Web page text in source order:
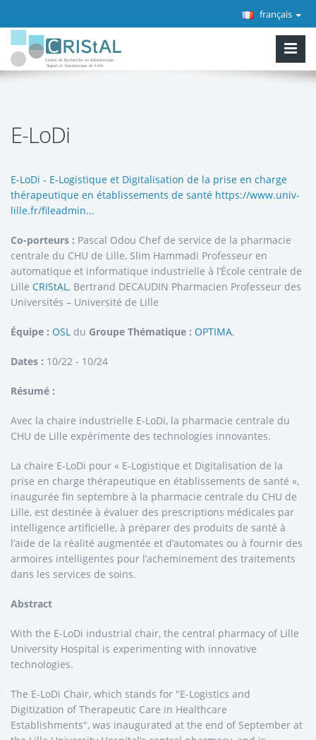
français
E-LoDi
E-LoDi - E-Logistique et Digitalisation de la prise en charge
thérapeutique en établissements de santé https://www.univ-
lille.fr/fileadmin...
Co-porteurs : Pascal Odou Chef de service de la pharmacie
centrale du CHU de Lille, Slim Hammadi Professeur en
automatique et informatique industrielle à l’École centrale de
Lille CRIStAL, Bertrand DECAUDIN Pharmacien Professeur des
Universités – Université de Lille
Équipe : OSL du Groupe Thématique : OPTIMA.
Dates : 10/22 - 10/24
Résumé :
Avec la chaire industrielle E-LoDi, la pharmacie centrale du
CHU de Lille expérimente des technologies innovantes.
La chaire E-LoDi pour « E-Logistique et Digitalisation de la
prise en charge thérapeutique en établissements de santé »,
inaugurée fin septembre à la pharmacie centrale du CHU de
Lille, est destinée à évaluer des prescriptions médicales par
intelligence artificielle, à préparer des produits de santé à
l’aide de la réalité augmentée et d’automates ou à fournir des
armoires intelligentes pour l’acheminement des traitements
dans les services de soins.
Abstract
With the E-LoDi industrial chair, the central pharmacy of Lille
University Hospital is experimenting with innovative
technologies.
The E-LoDi Chair, which stands for "E-Logistics and
Digitization of Therapeutic Care in Healthcare
Establishments", was inaugurated at the end of September at